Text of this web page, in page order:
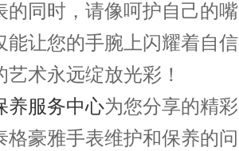
同时，请像呵护自己的嘴
能让您的手腕上闪耀着自信
术永远绽放光彩！
养服务中心为您分享的精彩
豪雅手表维护和保养的问